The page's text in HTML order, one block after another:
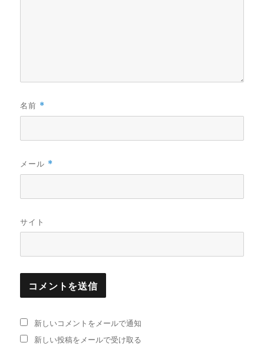
名前 *
メール *
サイト
新しいコメントをメールで通知
新しい投稿をメールで受け取る